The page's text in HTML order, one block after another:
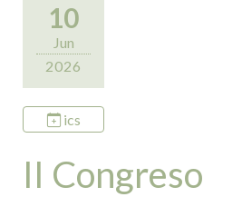
10
Jun
2026
ics
II Congreso